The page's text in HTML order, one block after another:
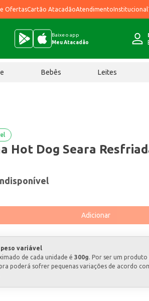
OfertasCartão AtacadãoAtendimentoInstitucional
Baixe o app
Meu Atacadão
Bebês Leites
Hot Dog Seara
Adicionar
variável
de cada unidade é 300g. Por ser um produto
poderá sofrer pequenas variações de acordo